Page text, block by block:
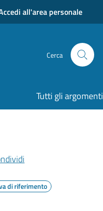
all'area personale
Cerca
Tutti gli argomenti
di riferimento